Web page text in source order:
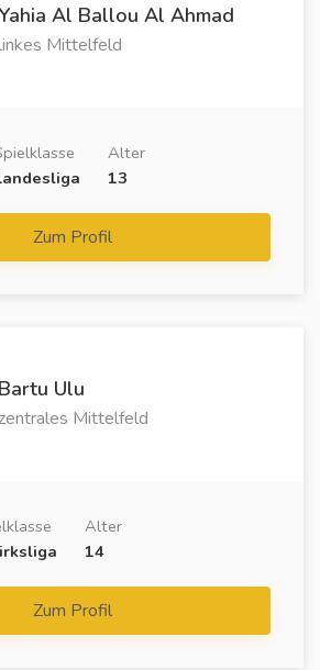
Yahia Al Ballou Al Ahmad
Mittelfeld
Alter
13
Zum Profil
Bartu Ulu
zentrales Mittelfeld
Alter
14
Zum Profil